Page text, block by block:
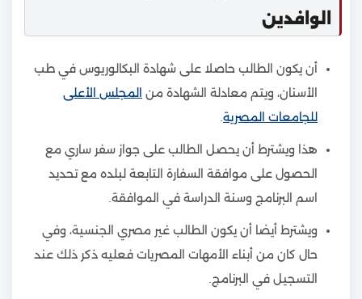
الوافدين
أن يكون الطالب حاصلا على شهادة البكالوريوس في طب
الأسنان، ويتم معادلة الشهادة من
المجلس الأعلى
للجامعات المصرية
هذا ويشترط أن يحصل الطالب على جواز سفر ساري مع
الحصول على موافقة السفارة التابعة لبلده مع تحديد
اسم البرنامج وسنة الدراسة في الموافقة.
ويشترط أيضا أن يكون الطالب غير مصري الجنسية، وفي
حال كان من أبناء الأمهات المصريات فعليه ذكر ذلك عند
التسجيل في البرنامج.